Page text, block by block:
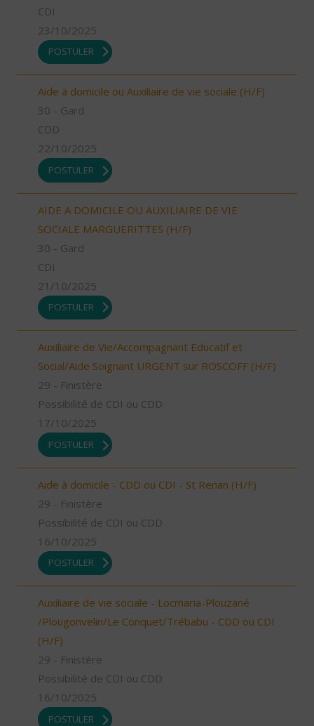
CDI
23/10/2025
POSTULER
Aide à domicile ou Auxiliaire de vie sociale (H/F)
30 - Gard
CDD
22/10/2025
POSTULER
AIDE A DOMICILE OU AUXILIAIRE DE VIE
SOCIALE MARGUERITTES (H/F)
30 - Gard
CDI
21/10/2025
POSTULER
Auxiliaire de Vie/Accompagnant Educatif et
Social/Aide Soignant URGENT sur ROSCOFF (H/F)
29 - Finistère
Possibilité de CDI ou CDD
17/10/2025
POSTULER
Aide à domicile - CDD ou CDI - St Renan (H/F)
29 - Finistère
Possibilité de CDI ou CDD
16/10/2025
POSTULER
Auxiliaire de vie sociale - Locmaria-Plouzané
/Plougonvelin/Le Conquet/Trébabu - CDD ou CDI
(H/F)
29 - Finistère
Possibilité de CDI ou CDD
16/10/2025
POSTULER